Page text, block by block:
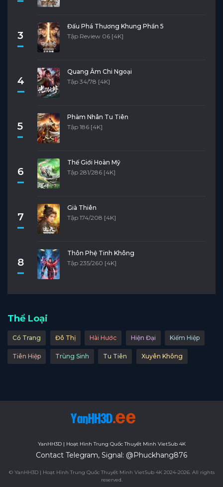
3
Đấu Phá Thương Khung Phần 5
Tập Review 06 [4K]
4
Quang Âm Chi Ngoại
Tập 34/78 [4K]
5
Phàm Nhân Tu Tiên
Tập 186 [4K]
6
Thế Giới Hoàn Mỹ
Tập 281/286 [4K]
7
Già Thiên
Tập 174/208 [4K]
8
Thôn Phệ Tinh Không
Tập 235/260 [4K]
Thể Loại
Cổ Trang Đô Thị Hài Hước Hiện Đại Kiếm Hiệp
Tiên Hiệp Trùng Sinh Tu Tiên Xuyên Không
YanHH3D | Hoạt Hình Trung Quốc Thuyết Minh VietSub 4K
Contact Telegram, Signal: @Phuckhang876
© YanHH3D | Hoạt Hình Trung Quốc Thuyết Minh VietSub 4K 2024-2026. All rights
reserved.